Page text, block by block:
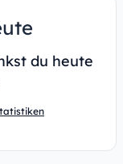
du heute